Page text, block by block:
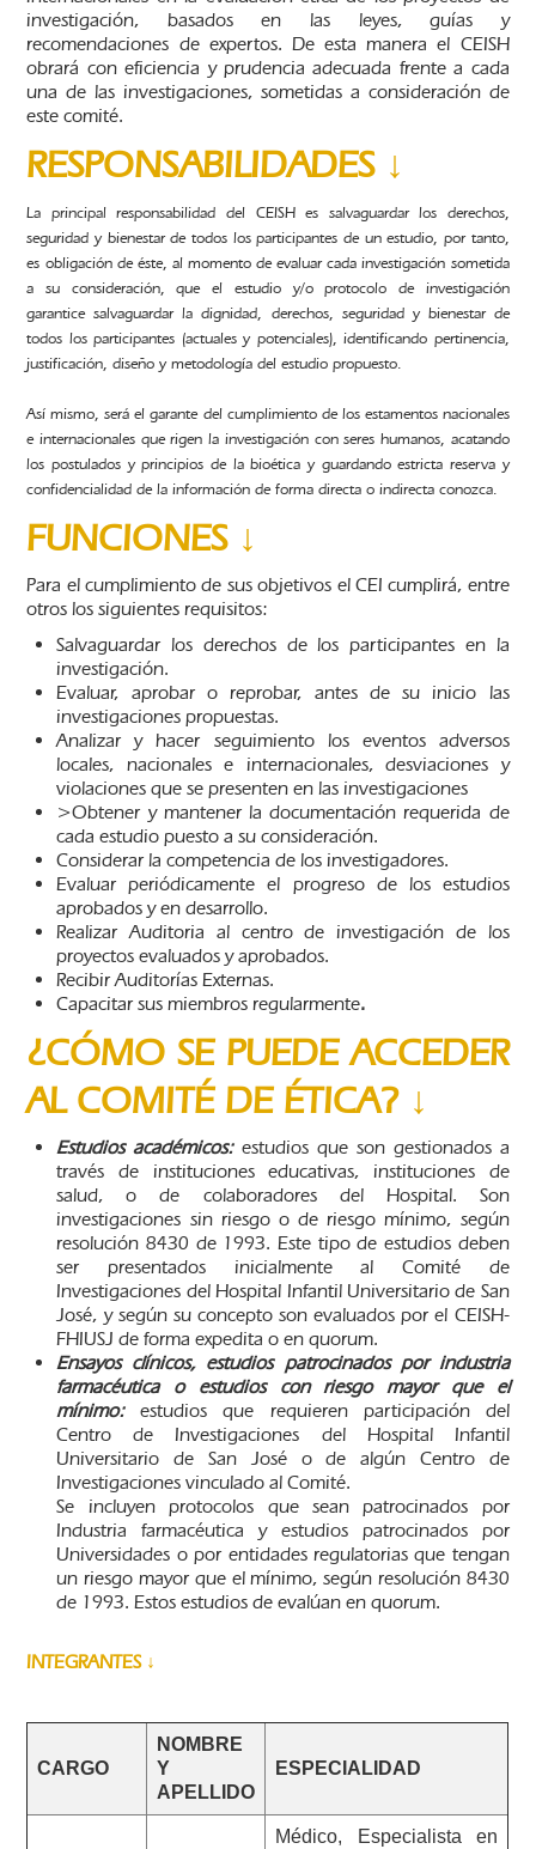
investigación, basados en las leyes, guías y
recomendaciones de expertos. De esta manera el CEISH
obrará con eficiencia y prudencia adecuada frente a cada
una de las investigaciones, sometidas a consideración de
este comité.
RESPONSABILIDADES ↓
La principal responsabilidad del CEISH es salvaguardar los derechos,
seguridad y bienestar de todos los participantes de un estudio, por tanto,
es obligación de éste, al momento de evaluar cada investigación sometida
a su consideración, que el estudio y/o protocolo de investigación
garantice salvaguardar la dignidad, derechos, seguridad y bienestar de
todos los participantes (actuales y potenciales), identificando pertinencia,
justificación, diseño y metodología del estudio propuesto.
Así mismo, será el garante del cumplimiento de los estamentos nacionales
e internacionales que rigen la investigación con seres humanos, acatando
los postulados y principios de la bioética y guardando estricta reserva y
confidencialidad de la información de forma directa o indirecta conozca.
FUNCIONES ↓
Para el cumplimiento de sus objetivos el CEI cumplirá, entre
otros los siguientes requisitos:
Salvaguardar los derechos de los participantes en la
investigación.
Evaluar, aprobar o reprobar, antes de su inicio las
investigaciones propuestas.
Analizar y hacer seguimiento los eventos adversos
locales, nacionales e internacionales, desviaciones y
violaciones que se presenten en las investigaciones
>Obtener y mantener la documentación requerida de
cada estudio puesto a su consideración.
Considerar la competencia de los investigadores.
Evaluar periódicamente el progreso de los estudios
aprobados y en desarrollo.
Realizar Auditoria al centro de investigación de los
proyectos evaluados y aprobados.
Recibir Auditorías Externas.
Capacitar sus miembros regularmente.
¿CÓMO SE PUEDE ACCEDER
AL COMITÉ DE ÉTICA? ↓
Estudios académicos:estudios que son gestionados a
través de instituciones educativas, instituciones de
salud, o de colaboradores del Hospital. Son
investigaciones sin riesgo o de riesgo mínimo, según
resolución 8430 de 1993. Este tipo de estudios deben
ser presentados inicialmente al Comité de
Investigaciones del Hospital Infantil Universitario de San
José, y según su concepto son evaluados por el CEISH-
FHIUSJ de forma expedita o en quorum.
Ensayos clínicos, estudios patrocinados por industria
farmacéutica o estudios con riesgo mayor que el
mínimo:estudios que requieren participación del
Centro de Investigaciones del Hospital Infantil
Universitario de San José o de algún Centro de
Investigaciones vinculado al Comité.
Se incluyen protocolos que sean patrocinados por
Industria farmacéutica y estudios patrocinados por
Universidades o por entidades regulatorias que tengan
un riesgo mayor que el mínimo, según resolución 8430
de 1993. Estos estudios de evalúan en quorum.
INTEGRANTES ↓
CARGO
NOMBRE
Y
APELLIDO
ESPECIALIDAD
Médico, Especialista en